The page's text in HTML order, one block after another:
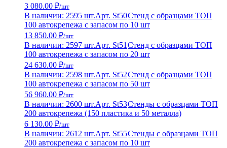
3 080.00 ₽/шт
В наличии: 2595 шт.Арт. St50Стенд с образцами ТОП
100 автокрепежа с запасом по 10 шт
13 850.00 ₽/шт
В наличии: 2597 шт.Арт. St51 Стенд с образцами ТОП
100 автокрепежа с запасом по 20 шт
24 630.00 ₽/шт
В наличии: 2598 шт.Арт. St52Стенд с образцами ТОП
100 автокрепежа с запасом по 50 шт
56 960.00 ₽/шт
В наличии: 2600 шт.Арт. St53Стенды с образцами ТОП
200 автокрепежа (150 пластика и 50 металла)
6 130.00 ₽/шт
В наличии: 2612 шт.Арт. St55Стенды с образцами ТОП
200 автокрепежа с запасом по 10 шт